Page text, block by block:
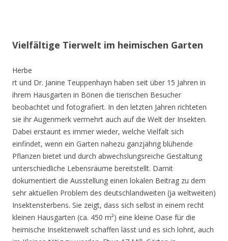
Vielfältige Tierwelt im heimischen Garten
Herbe
rt und Dr. Janine Teuppenhayn haben seit über 15 Jahren in
ihrem Hausgarten in Bönen die tierischen Besucher
beobachtet und fotografiert. In den letzten Jahren richteten
sie ihr Augenmerk vermehrt auch auf die Welt der Insekten.
Dabei erstaunt es immer wieder, welche Vielfalt sich
einfindet, wenn ein Garten nahezu ganzjährig blühende
Pflanzen bietet und durch abwechslungsreiche Gestaltung
unterschiedliche Lebensräume bereitstellt. Damit
dokumentiert die Ausstellung einen lokalen Beitrag zu dem
sehr aktuellen Problem des deutschlandweiten (ja weltweiten)
Insektensterbens. Sie zeigt, dass sich selbst in einem recht
kleinen Hausgarten (ca. 450 m²) eine kleine Oase für die
heimische Insektenwelt schaffen lässt und es sich lohnt, auch